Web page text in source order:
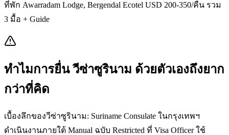
ที่พัก Awarradam Lodge, Bergendal Ecotel USD 200-350/คืน รวม
3 มื้อ + Guide
ทำไมการยื่นวีซ่าซูรินาม ด้วยตัวเองถึงยาก
กว่าที่คิด
เบื้องลึกของวีซ่าซูรินาม: Suriname Consulate ในกรุงเทพฯ
ดำเนินงานภายใต้ Manual ฉบับ Restricted ที่ Visa Officer ใช้